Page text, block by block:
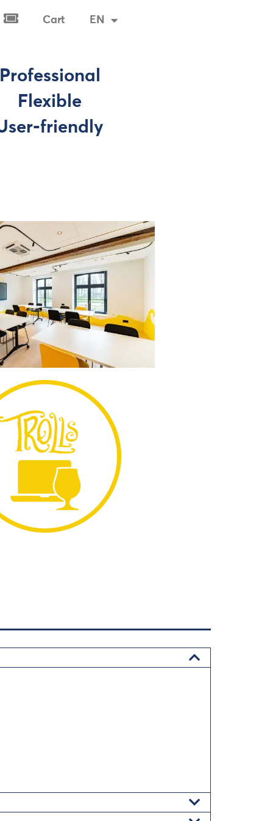
Tickets & Visits
Cart EN
Flexible
friendly